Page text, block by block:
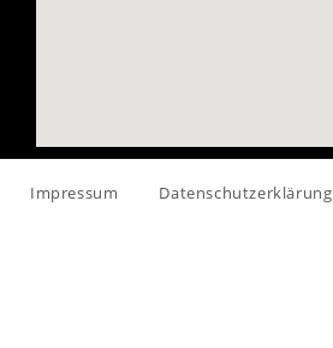
Impressum Datenschutzerklärung